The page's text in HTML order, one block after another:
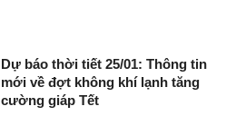
Dự báo thời tiết 25/01: Thông tin
mới về đợt không khí lạnh tăng
cường giáp Tết